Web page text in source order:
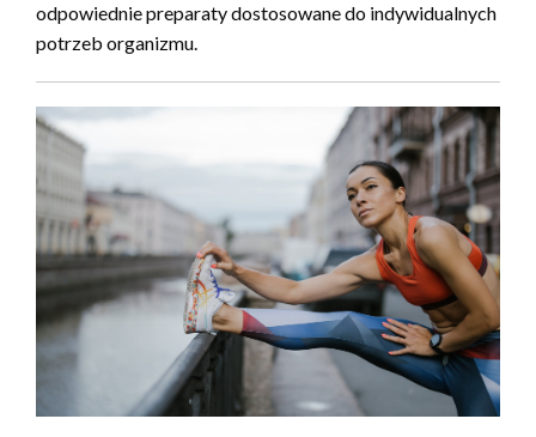
odpowiednie preparaty dostosowane do indywidualnych
potrzeb organizmu.